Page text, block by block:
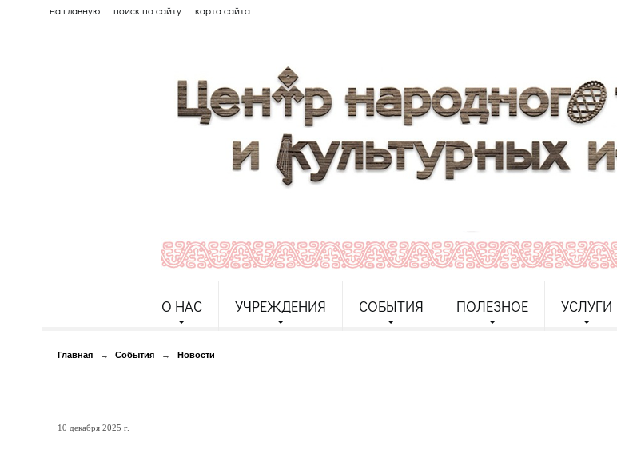
на главную поиск по сайту карта сайта
О НАС УЧРЕЖДЕНИЯ СОБЫТИЯ ПОЛЕЗНОЕ УСЛУГИ
Главная → События → Новости
10 декабря 2025 г.